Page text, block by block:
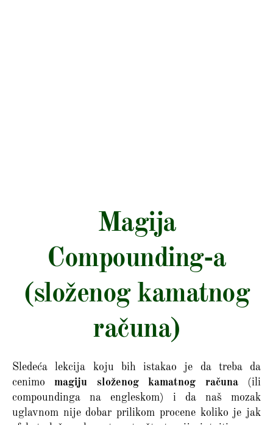
Magija
Compounding-a
(složenog kamatnog
računa)
Sledeća lekcija koju bih istakao je da treba da
cenimomagiju složenog kamatnog računa(ili
compoundinga na engleskom) i da naš mozak
uglavnom nije dobar prilikom procene koliko je jak